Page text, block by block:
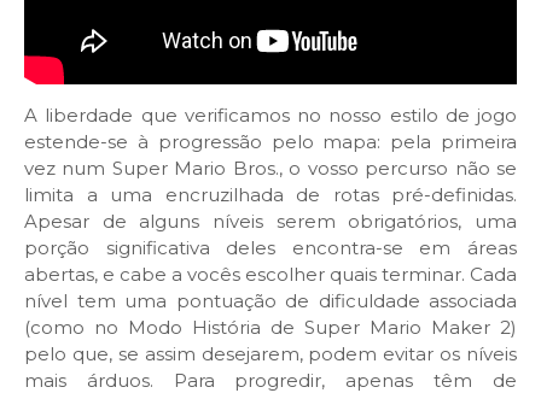
A liberdade que verificamos no nosso estilo de jogo
estende-se à progressão pelo mapa: pela primeira
vez num Super Mario Bros., o vosso percurso não se
limita a uma encruzilhada de rotas pré-definidas.
Apesar de alguns níveis serem obrigatórios, uma
porção significativa deles encontra-se em áreas
abertas, e cabe a vocês escolher quais terminar. Cada
nível tem uma pontuação de dificuldade associada
(como no Modo História de Super Mario Maker 2)
pelo que, se assim desejarem, podem evitar os níveis
mais árduos. Para progredir, apenas têm de